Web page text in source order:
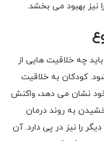
نیز بهبود می بخشد.
چه خلاقیت هایی از
کودکان به خلاقیت
نشان می دهد، واکنش
به روند درمان
را نیز در پی دارد. آن